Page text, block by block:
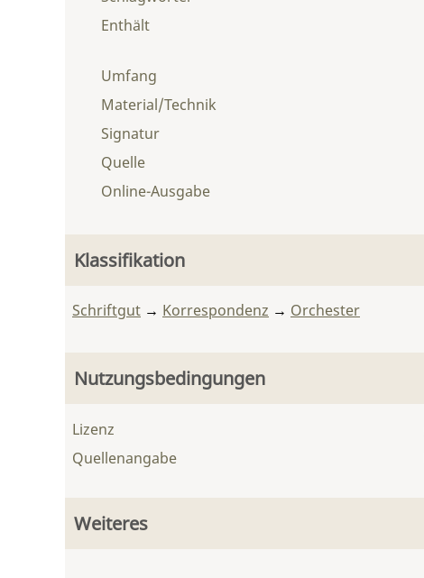
Umfang
Material/Technik
Enthält
Signatur
Quelle
Online-Ausgabe
Klassifikation
Schriftgut → Korrespondenz → Orchester
Nutzungsbedingungen
Lizenz
Quellenangabe
Weiteres